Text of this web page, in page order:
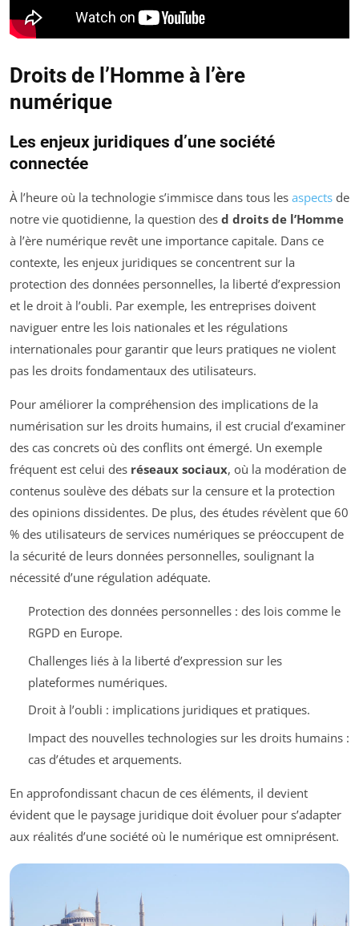
Droits de l’Homme à l’ère
numérique
Les enjeux juridiques d’une société
connectée
À l’heure où la technologie s’immisce dans tous les aspects de
notre vie quotidienne, la question des d droits de l’Homme
à l’ère numérique revêt une importance capitale. Dans ce
contexte, les enjeux juridiques se concentrent sur la
protection des données personnelles, la liberté d’expression
et le droit à l’oubli. Par exemple, les entreprises doivent
naviguer entre les lois nationales et les régulations
internationales pour garantir que leurs pratiques ne violent
pas les droits fondamentaux des utilisateurs.
Pour améliorer la compréhension des implications de la
numérisation sur les droits humains, il est crucial d’examiner
des cas concrets où des conflits ont émergé. Un exemple
fréquent est celui des réseaux sociaux, où la modération de
contenus soulève des débats sur la censure et la protection
des opinions dissidentes. De plus, des études révèlent que 60
% des utilisateurs de services numériques se préoccupent de
la sécurité de leurs données personnelles, soulignant la
nécessité d’une régulation adéquate.
Protection des données personnelles : des lois comme le
RGPD en Europe.
Challenges liés à la liberté d’expression sur les
plateformes numériques.
Droit à l’oubli : implications juridiques et pratiques.
Impact des nouvelles technologies sur les droits humains :
cas d’études et arquements.
En approfondissant chacun de ces éléments, il devient
évident que le paysage juridique doit évoluer pour s’adapter
aux réalités d’une société où le numérique est omniprésent.